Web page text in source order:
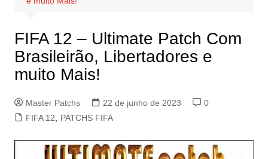
FIFA 12 – Ultimate Patch Com
Brasileirão, Libertadores e
muito Mais!
Master Patchs 22 de junho de 2023
0
FIFA 12
PATCHS FIFA